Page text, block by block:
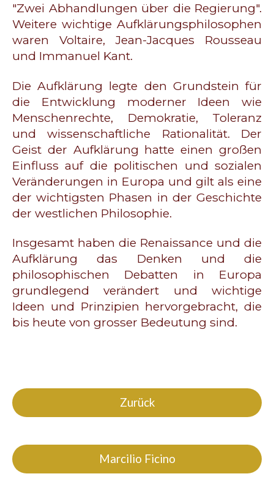
"Zwei Abhandlungen über die Regierung".
Weitere wichtige Aufklärungsphilosophen
waren Voltaire, Jean-Jacques Rousseau
und Immanuel Kant.
Die Aufklärung legte den Grundstein für
die Entwicklung moderner Ideen wie
Menschenrechte, Demokratie, Toleranz
und wissenschaftliche Rationalität. Der
Geist der Aufklärung hatte einen großen
Einfluss auf die politischen und sozialen
Veränderungen in Europa und gilt als eine
der wichtigsten Phasen in der Geschichte
der westlichen Philosophie.
Insgesamt haben die Renaissance und die
Aufklärung das Denken und die
philosophischen Debatten in Europa
grundlegend verändert und wichtige
Ideen und Prinzipien hervorgebracht, die
bis heute von grosser Bedeutung sind.
Zurück
Marcilio Ficino